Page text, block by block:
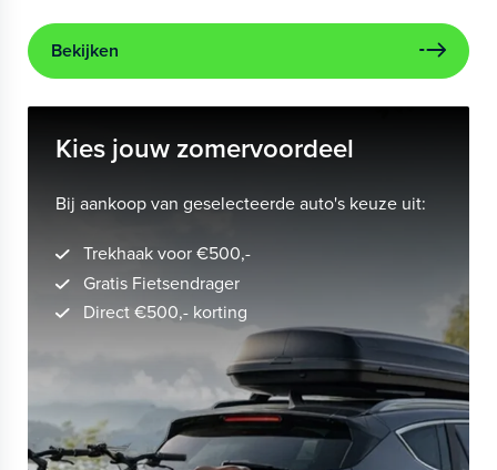
Bekijken
Kies jouw zomervoordeel
Bij aankoop van geselecteerde auto's keuze uit:
Trekhaak voor €500,-
Gratis Fietsendrager
Direct €500,- korting